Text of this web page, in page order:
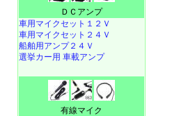
ＤＣアンプ
車用マイクセット１２Ｖ
車用マイクセット２４Ｖ
船舶用アンプ２４Ｖ
選挙カー用 車載アンプ
有線マイク